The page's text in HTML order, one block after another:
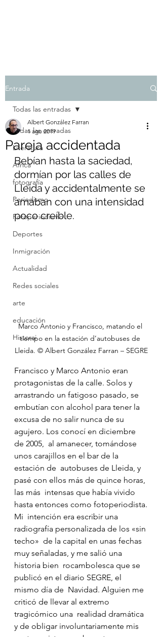
Entrada
Todas las entradas
Literatura
África
fotografía
Periodismo
Fotoperiodismo
Deportes
Inmigración
Actualidad
Redes sociales
arte
educación
Historai
Todas las entradas
Pareja accidentada
Albert González Farran
1 ago 2019
Bebían hasta la saciedad,
dormían por las calles de
Lleida y accidentalmente se
amaban con una intensidad
poco creíble.
Marco Antonio y Francisco, matando el
tiempo en la estación d’autobuses de
Lleida. © Albert González Farran – SEGRE
Francisco y Marco Antonio eran
protagonistas de la calle. Solos y
arrastrando un fatigoso pasado, se
embutían con alcohol para tener la
excusa de no salir nunca de su
agujero. Los conocí en diciembre
de 2005,  al amanecer, tomándose
unos carajillos en el bar de la
estación de  autobuses de Lleida, y
pasé con ellos más de quince horas,
las más  intensas que había vivido
hasta entonces como fotoperiodista.
Mi  intención era escribir una
radiografía personalizada de los «sin
techo»  de la capital en unas fechas
muy señaladas, y me salió una
historia bien  rocambolesca que se
publicó en el diario SEGRE, el
mismo día de  Navidad. Alguien me
criticó de llevar al extremo
tragicómico una  realidad dramática
y de obligar involuntariamente mis